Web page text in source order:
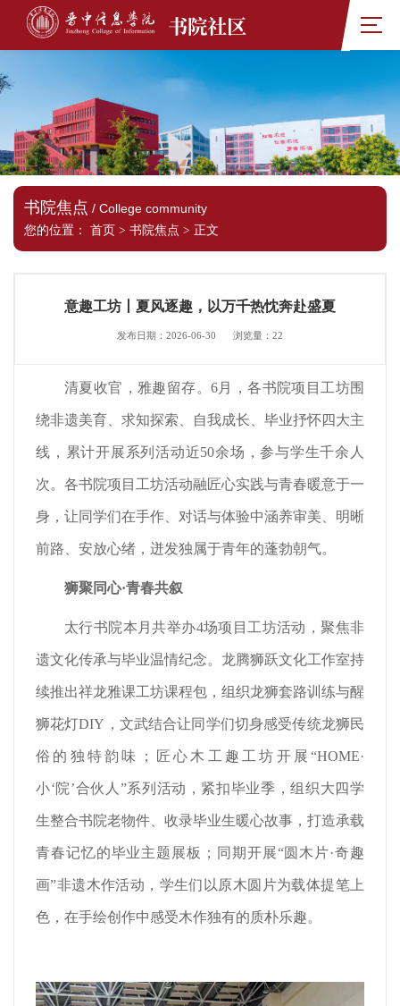
书院社区
书院焦点 / College community
您的位置：
首页 > 书院焦点 > 正文
意趣工坊丨夏风逐趣，以万千热忱奔赴盛夏
发布日期：2026-06-30 浏览量： 22
清夏收官，雅趣留存。6月，各书院项目工坊围
绕非遗美育、求知探索、自我成长、毕业抒怀四大主
线，累计开展系列活动近50余场，参与学生千余人
次。各书院项目工坊活动融匠心实践与青春暖意于一
身，让同学们在手作、对话与体验中涵养审美、明晰
前路、安放心绪，迸发独属于青年的蓬勃朝气。
狮聚同心·青春共叙
太行书院本月共举办4场项目工坊活动，聚焦非
遗文化传承与毕业温情纪念。龙腾狮跃文化工作室持
续推出祥龙雅课工坊课程包，组织龙狮套路训练与醒
狮花灯DIY，文武结合让同学们切身感受传统龙狮民
俗的独特韵味；匠心木工趣工坊开展“HOME·
小‘院’合伙人”系列活动，紧扣毕业季，组织大四学
生整合书院老物件、收录毕业生暖心故事，打造承载
青春记忆的毕业主题展板；同期开展“圆木片·奇趣
画”非遗木作活动，学生们以原木圆片为载体提笔上
色，在手绘创作中感受木作独有的质朴乐趣。